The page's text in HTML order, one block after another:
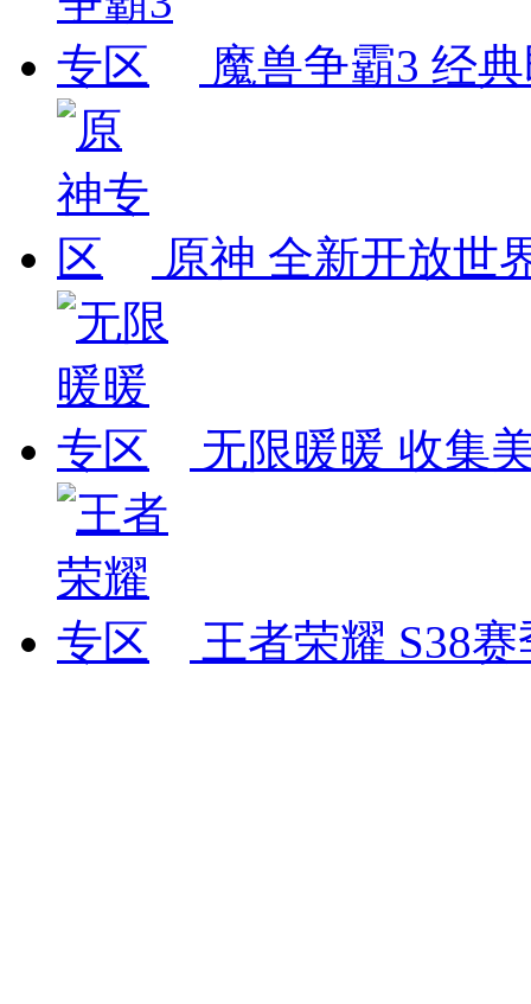
魔兽争霸3 经
原神 全新开放世
无限暖暖 收集
王者荣耀 S38